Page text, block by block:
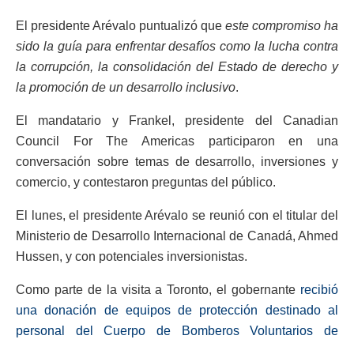
El presidente Arévalo puntualizó que este compromiso ha
sido la guía para enfrentar desafíos como la lucha contra
la corrupción, la consolidación del Estado de derecho y
la promoción de un desarrollo inclusivo.
El mandatario y Frankel, presidente del Canadian
Council For The Americas participaron en una
conversación sobre temas de desarrollo, inversiones y
comercio, y contestaron preguntas del público.
El lunes, el presidente Arévalo se reunió con el titular del
Ministerio de Desarrollo Internacional de Canadá, Ahmed
Hussen, y con potenciales inversionistas.
Como parte de la visita a Toronto, el gobernante recibió
una donación de equipos de protección destinado al
personal del Cuerpo de Bomberos Voluntarios de